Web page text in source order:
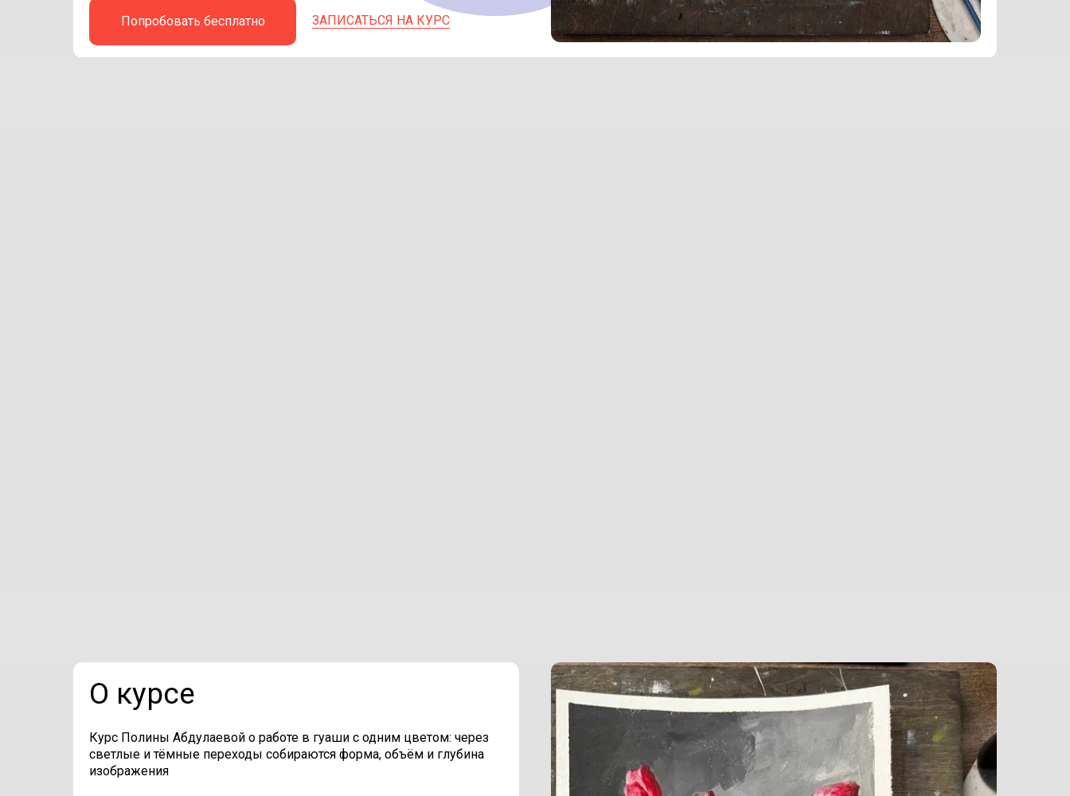
Попробовать бесплатно ЗАПИСАТЬСЯ НА КУРС
О курсе
Курс Полины Абдулаевой о работе в гуаши с одним цветом: через
светлые и тёмные переходы собираются форма, объём и глубина
изображения